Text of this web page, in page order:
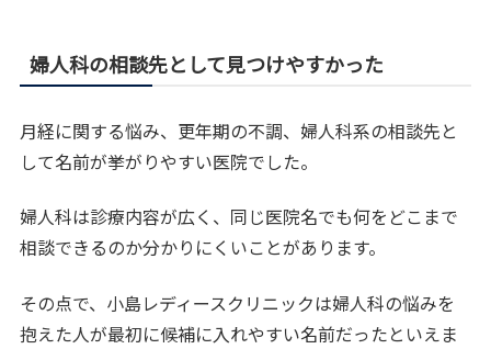
婦人科の相談先として見つけやすかった
月経に関する悩み、更年期の不調、婦人科系の相談先と
して名前が挙がりやすい医院でした。
婦人科は診療内容が広く、同じ医院名でも何をどこまで
相談できるのか分かりにくいことがあります。
その点で、小島レディースクリニックは婦人科の悩みを
抱えた人が最初に候補に入れやすい名前だったといえま